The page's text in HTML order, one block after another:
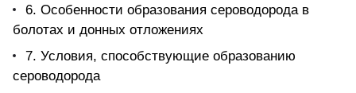
6. Особенности образования сероводорода в
болотах и донных отложениях
7. Условия, способствующие образованию
сероводорода